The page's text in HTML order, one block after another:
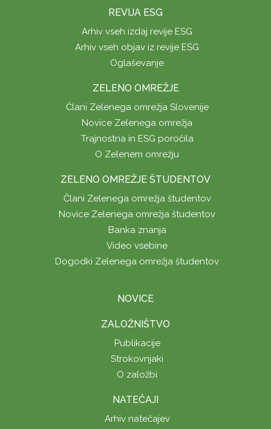
REVIJA ESG
Arhiv vseh izdaj revije ESG
Arhiv vseh objav iz revije ESG
Oglaševanje
ZELENO OMREŽJE
Člani Zelenega omrežja Slovenije
Novice Zelenega omrežja
Trajnostna in ESG poročila
O Zelenem omrežju
ZELENO OMREŽJE ŠTUDENTOV
Člani Zelenega omrežja študentov
Novice Zelenega omrežja študentov
Banka znanja
Video vsebine
Dogodki Zelenega omrežja študentov
NOVICE
ZALOŽNIŠTVO
Publikacije
Strokovnjaki
O založbi
NATEČAJI
Arhiv natečajev